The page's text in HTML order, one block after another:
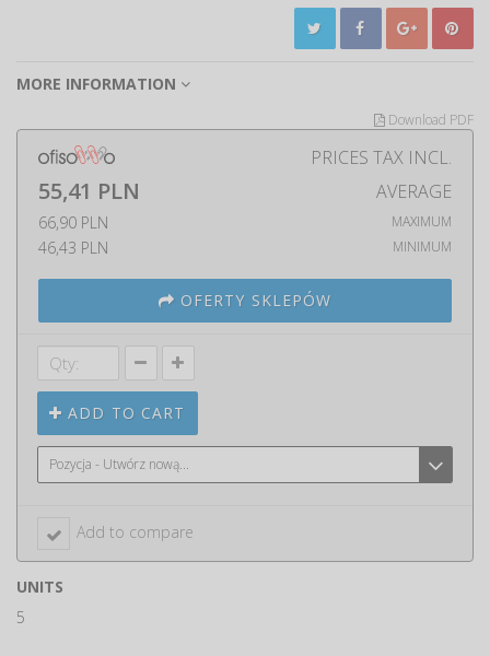
MORE INFORMATION
Download PDF
PRICES TAX INCL.
55,41 PLN AVERAGE
66,90 PLN MAXIMUM
46,43 PLN MINIMUM
OFERTY SKLEPÓW
ADD TO CART
Pozycja - Utwórz nową...
Add to compare
UNITS
5